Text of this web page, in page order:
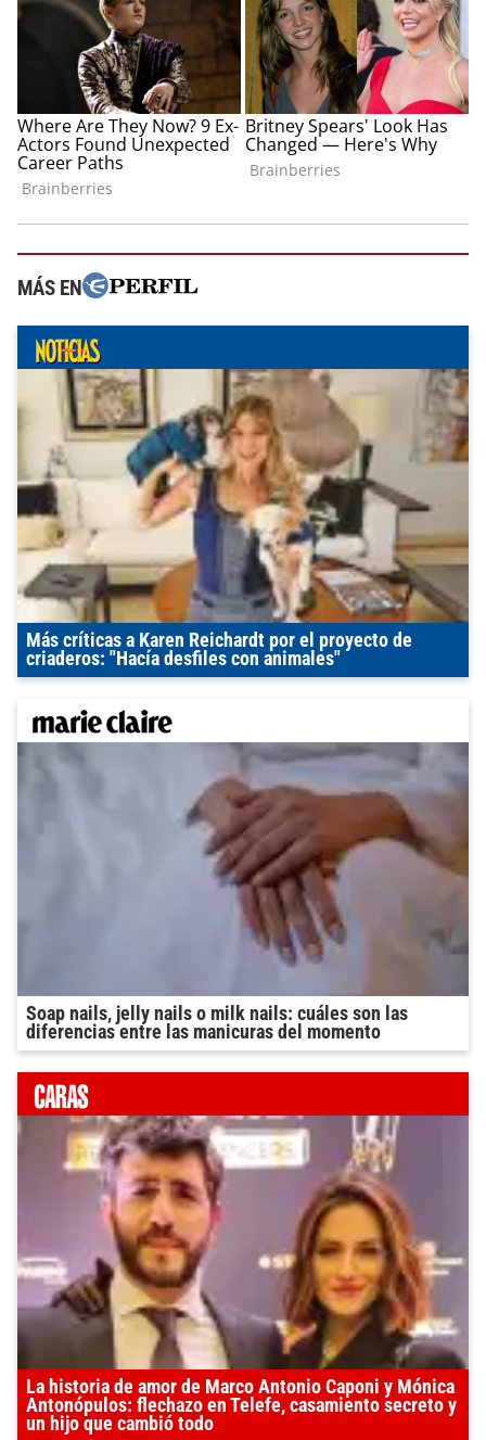
MÁS EN
Más críticas a Karen Reichardt por el proyecto de
criaderos: "Hacía desfiles con animales"
Soap nails, jelly nails o milk nails: cuáles son las
diferencias entre las manicuras del momento
La historia de amor de Marco Antonio Caponi y Mónica
Antonópulos: flechazo en Telefe, casamiento secreto y
un hijo que cambió todo